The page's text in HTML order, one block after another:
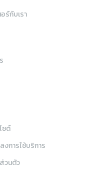
ร์กับเรา
ซต์
งการใช้บริการ
วนตัว